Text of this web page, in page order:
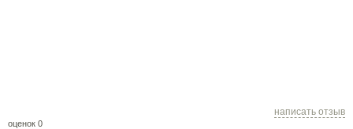
оценок 0
написать отзыв